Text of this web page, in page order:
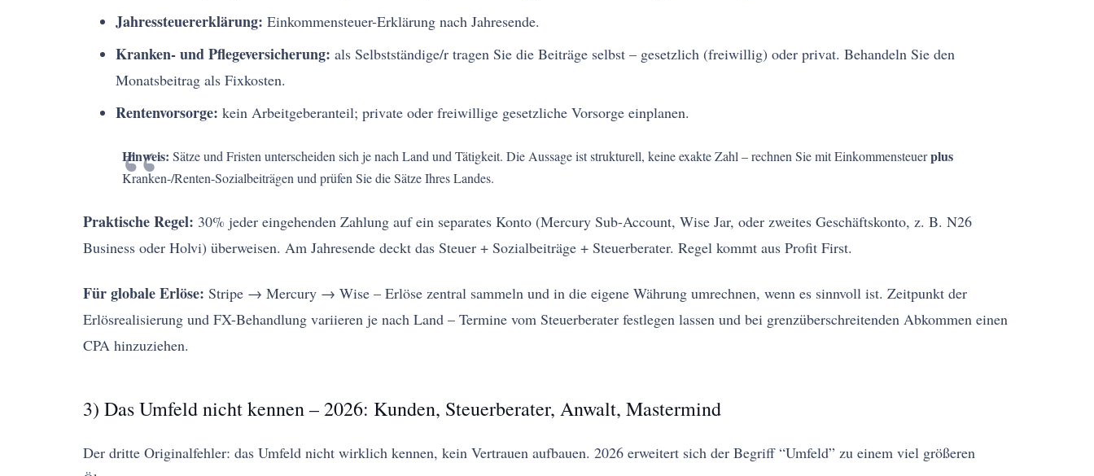
Jahressteuererklärung: Einkommensteuer-Erklärung nach Jahresende.
Kranken- und Pflegeversicherung: als Selbstständige/r tragen Sie die Beiträge selbst – gesetzlich (freiwillig) oder privat. Behandeln Sie den
Monatsbeitrag als Fixkosten.
Rentenvorsorge: kein Arbeitgeberanteil; private oder freiwillige gesetzliche Vorsorge einplanen.
Hinweis: Sätze und Fristen unterscheiden sich je nach Land und Tätigkeit. Die Aussage ist strukturell, keine exakte Zahl – rechnen Sie mit Einkommensteuerplus
Kranken-/Renten-Sozialbeiträgen und prüfen Sie die Sätze Ihres Landes.
Praktische Regel: 30% jeder eingehenden Zahlung auf ein separates Konto (Mercury Sub-Account, Wise Jar, oder zweites Geschäftskonto, z. B. N26
Business oder Holvi) überweisen. Am Jahresende deckt das Steuer + Sozialbeiträge + Steuerberater. Regel kommt aus Profit First.
Für globale Erlöse: Stripe → Mercury → Wise – Erlöse zentral sammeln und in die eigene Währung umrechnen, wenn es sinnvoll ist. Zeitpunkt der
Erlösrealisierung und FX-Behandlung variieren je nach Land – Termine vom Steuerberater festlegen lassen und bei grenzüberschreitenden Abkommen einen
CPA hinzuziehen.
3) Das Umfeld nicht kennen – 2026: Kunden, Steuerberater, Anwalt, Mastermind
Der dritte Originalfehler: das Umfeld nicht wirklich kennen, kein Vertrauen aufbauen. 2026 erweitert sich der Begriff “Umfeld” zu einem viel größeren